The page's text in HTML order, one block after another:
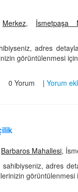
Merkez, İsmetpaşa
adres
görüntülenmesi için
0 Yorum | Yorum
Barbaros Mahallesi,
adres
görüntülenmesi